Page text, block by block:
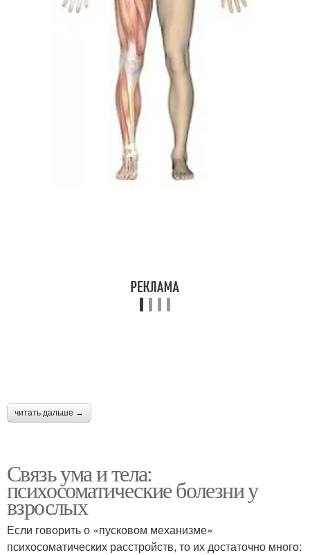
читать дальше →
Связь ума и тела:
психосоматические болезни у
взрослых
Если говорить о «пусковом механизме»
психосоматических расстройств, то их достаточно много: